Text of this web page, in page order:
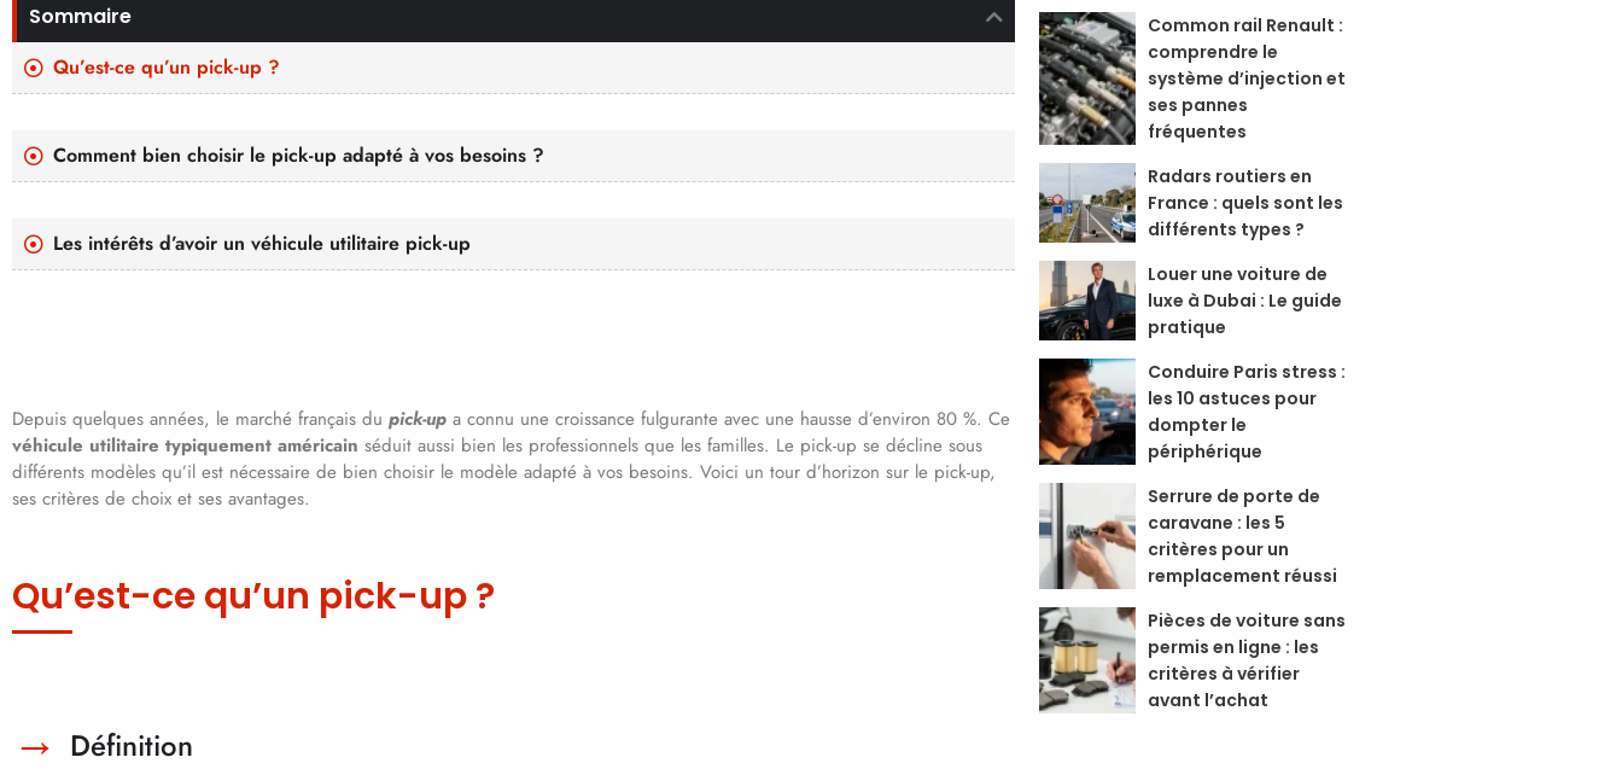
Sommaire
Qu’est-ce qu’un pick-up ?
Comment bien choisir le pick-up adapté à vos besoins ?
Les intérêts d’avoir un véhicule utilitaire pick-up
Depuis quelques années, le marché français du pick-up a connu une croissance fulgurante avec une hausse d’environ 80 %. Ce
véhicule utilitaire typiquement américain séduit aussi bien les professionnels que les familles. Le pick-up se décline sous
différents modèles qu’il est nécessaire de bien choisir le modèle adapté à vos besoins. Voici un tour d’horizon sur le pick-up,
ses critères de choix et ses avantages.
Qu’est-ce qu’un pick-up ?
Définition
Common rail Renault :
comprendre le
système d’injection et
ses pannes
fréquentes
Radars routiers en
France : quels sont les
différents types ?
Louer une voiture de
luxe à Dubai : Le guide
pratique
Conduire Paris stress :
les 10 astuces pour
dompter le
périphérique
Serrure de porte de
caravane : les 5
critères pour un
remplacement réussi
Pièces de voiture sans
permis en ligne : les
critères à vérifier
avant l’achat